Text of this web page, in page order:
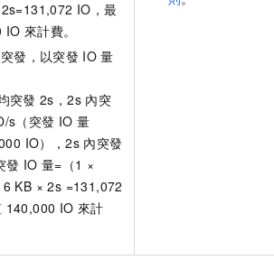
IO，最
IO 來計費。
發，以突發 IO 量
突發 2s，2s 內突
s（突發 IO 量
IO），2s 內突發
發 IO 量=（1 ×
KB × 2s =131,072
140,000 IO 來計